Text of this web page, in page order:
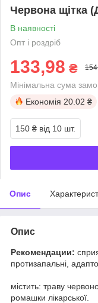
Червона щітка
В наявності
Опт і роздріб
133,98 ₴
Мінімальна сума
Економія 20.02 ₴
150 ₴ від 10 шт.
Опис
Опис
Рекомендации:
протизапальні,
містить: траву
ромашки лікарської.